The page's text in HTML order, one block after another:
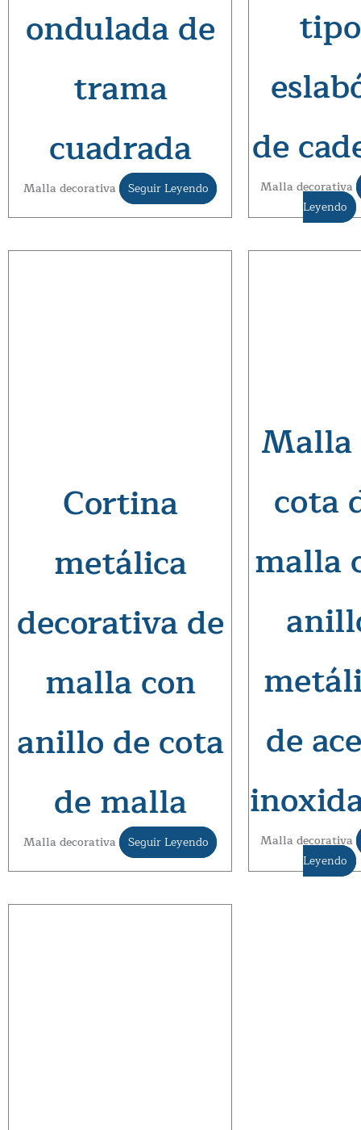
ondulada de
trama
cuadrada
Malla decorativa Seguir Leyendo
tipo
de
Malla decorativa
Leyendo
Cortina
metálica
decorativa de
malla con
anillo de cota
de malla
Malla decorativa Seguir Leyendo
Malla
cota
malla
de
Malla decorativa
Leyendo